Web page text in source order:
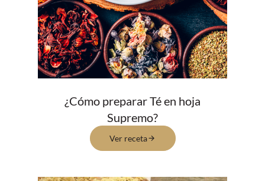
¿Cómo preparar Té en hoja
Supremo?
Ver receta